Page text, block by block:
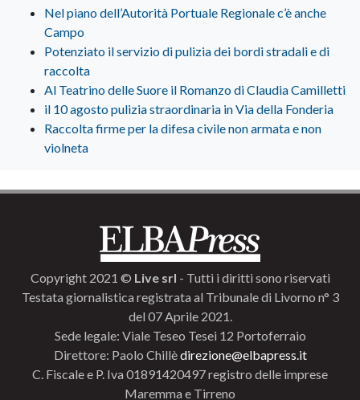
Nel piano dell’Autorità Portuale Regionale c’è anche
Campo
Potenziato il servizio di pulizia dei bordi stradali e di
raccolta
Al Teatrino delle Suore il Romanzo di Claudia Camilletti
il 10 agosto pulizia straordinaria in Via della Fonderia
Raccolta firme per la difesa civile non armata e non
violneta
Copyright 2021 © Live srl - Tutti i diritti sono riservati
Testata giornalistica registrata al Tribunale di Livorno n° 3
del 07 Aprile 2021.
Sede legale: Viale Teseo Tesei 12 Portoferraio
Direttore: Paolo Chillèdirezione@elbapress.it
C. Fiscale e P. Iva 01891420497 registro delle imprese
Maremma e Tirreno